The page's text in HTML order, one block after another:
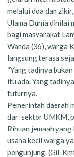
melalui doa dan
Ulama Dunia dinilai
bagi masyarakat
Wanda (36), warga
langsung terasa
“Yang tadinya
itu ada. Yang
tuturnya.
Pemerintah daerah
dari sektor UMKM,
Ribuan jemaah
usaha kecil warga
pengunjung. (Gil-